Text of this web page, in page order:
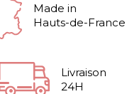
Made in
Hauts-de-France
Livraison
24H